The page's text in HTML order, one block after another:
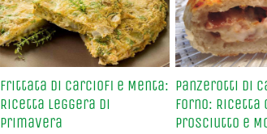
Frittata di Carciofi e Menta:
Ricetta Leggera di
Primavera
Panzerotti di
Forno: Ricetta
Prosciutto e